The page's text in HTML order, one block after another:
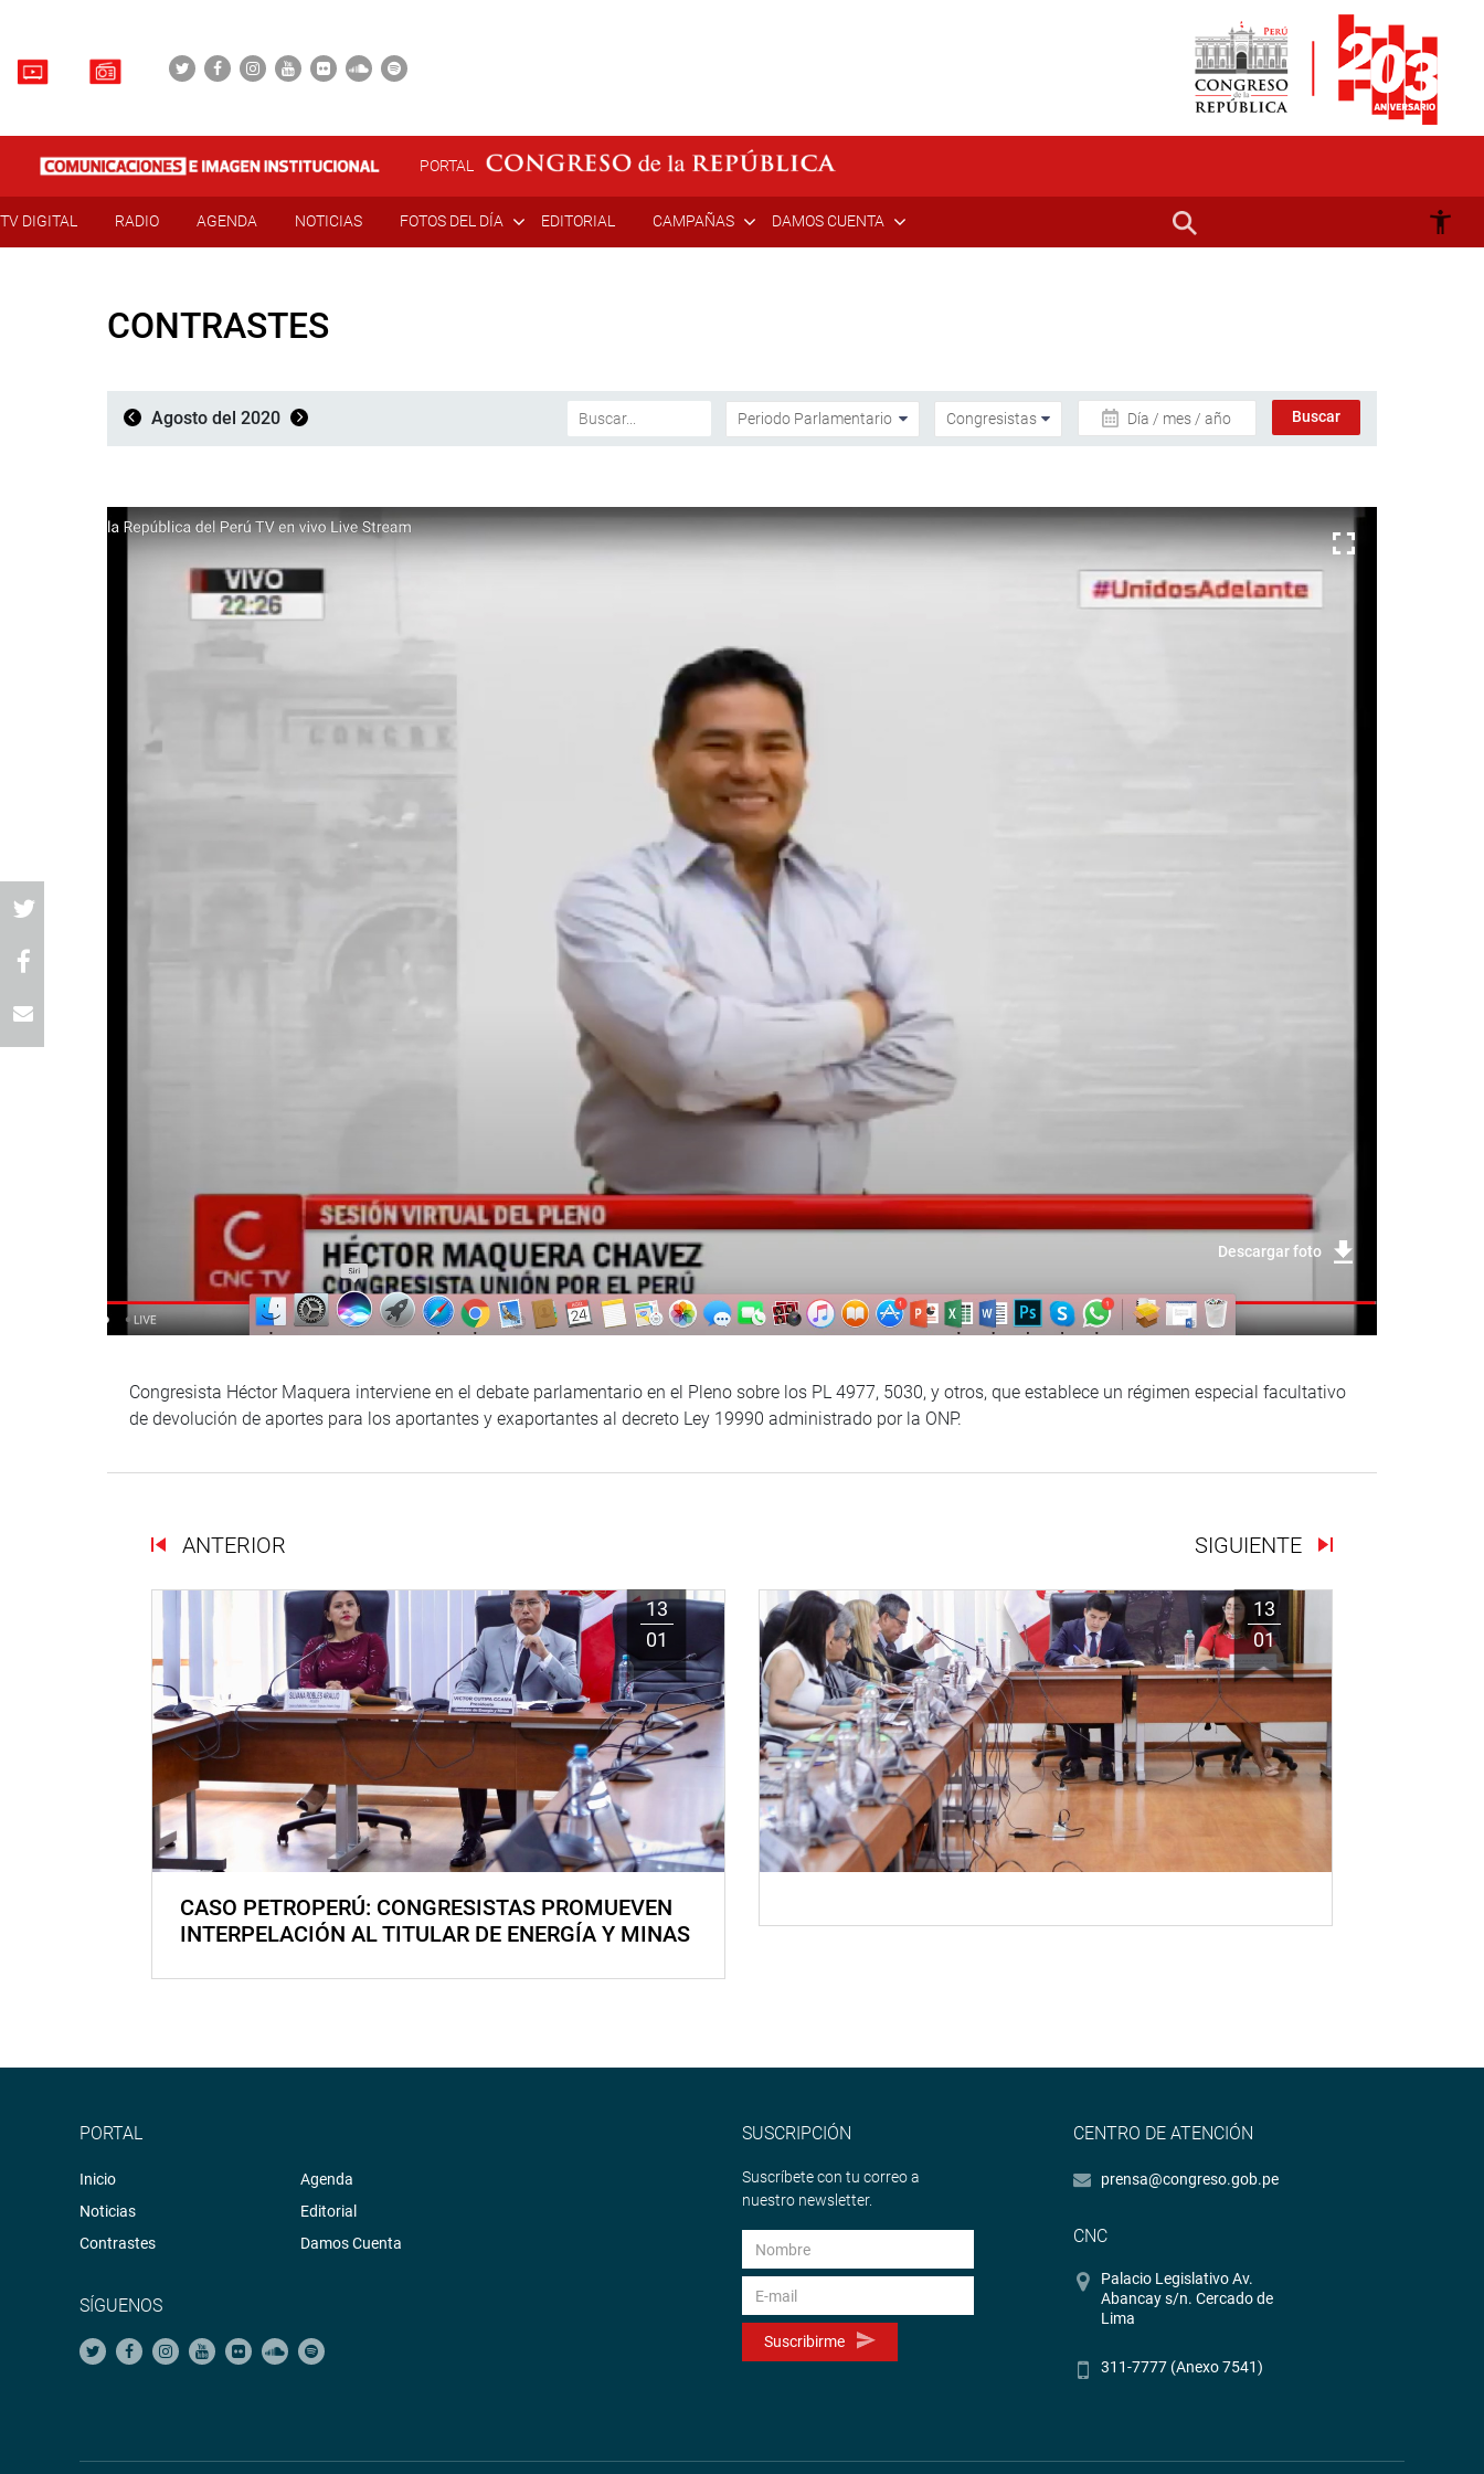
PORTAL
TV DIGITAL RADIO AGENDA NOTICIAS FOTOS DEL DÍA EDITORIAL CAMPAÑAS DAMOS CUENTA
CONTRASTES
Agosto del 2020 Día / mes / año
Descargar foto
Congresista Héctor Maquera interviene en el debate parlamentario en el Pleno sobre los PL 4977, 5030, y otros, que establece un régimen especial facultativo
de devolución de aportes para los aportantes y exaportantes al decreto Ley 19990 administrado por la ONP.
ANTERIOR SIGUIENTE
13
01
CASO PETROPERÚ: CONGRESISTAS PROMUEVEN
INTERPELACIÓN AL TITULAR DE ENERGÍA Y MINAS
13
01
PORTAL
Inicio
Noticias
Contrastes
Agenda
Editorial
Damos Cuenta
SÍGUENOS
SUSCRIPCIÓN
Suscríbete con tu correo a
nuestro newsletter.
Suscribirme
CENTRO DE ATENCIÓN
prensa@congreso.gob.pe
CNC
Palacio Legislativo Av.
Abancay s/n. Cercado de
Lima
311-7777 (Anexo 7541)